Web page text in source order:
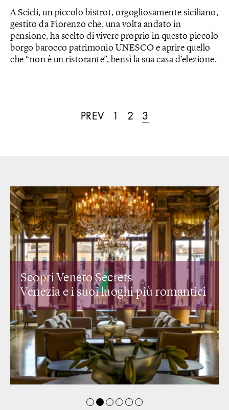
A Scicli, un piccolo bistrot, orgogliosamente siciliano,
gestito da Fiorenzo che, una volta andato in
pensione, ha scelto di vivere proprio in questo piccolo
borgo barocco patrimonio UNESCO e aprire quello
che “non è un ristorante”, bensì la sua casa d’elezione.
PREV 1 2 3
Scopri Veneto Secrets
Venezia e i suoiluoghi più romantici